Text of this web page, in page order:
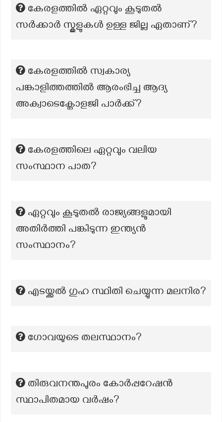
കേരളത്തിൽ ഏറ്റവും കൂടുതൽ
സർക്കാർ സ്കൂളുകൾ ഉള്ള ജില്ല ഏതാണ്?
കേരളത്തില്‍ സ്വകാര്യ
പങ്കാളിത്തത്തില്‍ ആരംഭിച്ച ആദ്യ
അക്വാടെക്നോളജി പാര്‍ക്ക്?
കേരളത്തിലെ ഏറ്റവും വലിയ
സംസ്ഥാന പാത?
ഏറ്റവും കൂടുതല്‍ രാജ്യങ്ങളുമായി
അതിര്‍ത്തി പങ്കിടുന്ന ഇന്ത്യന്‍
സംസ്ഥാനം?
എടയ്ക്കൽ ഗുഹ സ്ഥിതി ചെയ്യുന്ന മലനിര?
ഗോവയുടെ തലസ്ഥാനം?
തിരുവനന്തപുരം കോർപ്പറേഷൻ
സ്ഥാപിതമായ വർഷം?